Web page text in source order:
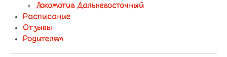
Локомотив Дальневосточный
Расписание
Отзывы
Родителям